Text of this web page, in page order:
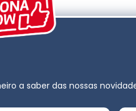
a saber das nossas